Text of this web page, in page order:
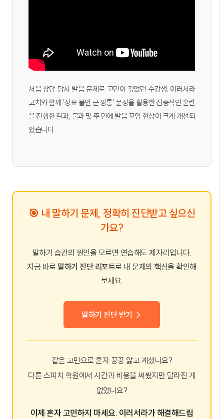
처음 상담 당시 발음 문제로 고민이 깊었던 수강생. 이러서라
코치와 함께 ‘상표 붙인 큰 깡통’ 문장을 활용한 집중적인 훈련
을 진행한 결과, 불과 몇 주 만에 발음 꼬임 현상이 크게 개선되
었습니다.
🎯 내 말하기 문제, 정확히 진단받고 싶으신
가요?
말하기 습관의 원인을 모르면 연습해도 제자리입니다.
지금 바로 말하기 진단 리포트로 내 문제의 핵심을 확인해
보세요.
말하기 진단 받기 →
같은 고민으로 혼자 끙끙 앓고 계셨나요?
다른 스피치 학원에서 시간과 비용을 써봤지만 달라진 게
없었나요?
이제 혼자 고민하지 마세요. 이러서라가 해결해드립